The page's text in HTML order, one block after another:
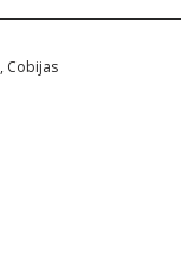
, Cobijas